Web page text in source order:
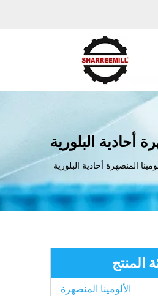
أحادية البلورية
المنصهرة أحادية البلورية
المنتج
الألومينا المنصهرة